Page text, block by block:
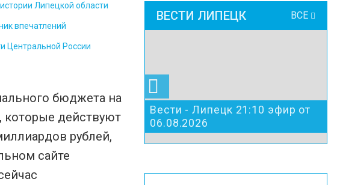
Липецкой области
впечатлений
Центральной России
бюджета на
которые действуют
рублей,
сайте
ВЕСТИ ЛИПЕЦК ВСЕ
Вести - Липецк 21:10 эфир от
06.08.2026